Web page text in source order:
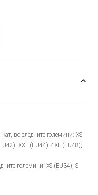
во следните големини: XS
XXL (EU44), 4XL (EU48),
големини: XS (EU34), S